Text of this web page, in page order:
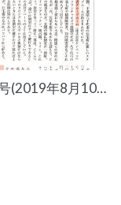
『月刊Voice』9月号(2019年8月10日発売)